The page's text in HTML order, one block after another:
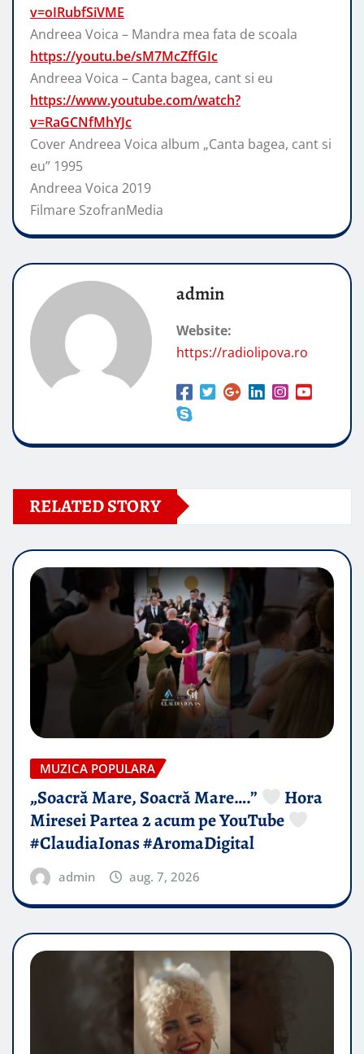
v=oIRubfSiVME
Andreea Voica – Mandra mea fata de scoala
https://youtu.be/sM7McZffGIc
Andreea Voica – Canta bagea, cant si eu
https://www.youtube.com/watch?
v=RaGCNfMhYJc
Cover Andreea Voica album „Canta bagea, cant si
eu” 1995
Andreea Voica 2019
Filmare SzofranMedia
admin
Website:
https://radiolipova.ro
RELATED STORY
MUZICA POPULARA
„Soacră Mare, Soacră Mare….”
Hora
Miresei Partea 2 acum pe YouTube
#ClaudiaIonas #AromaDigital
admin aug. 7, 2026